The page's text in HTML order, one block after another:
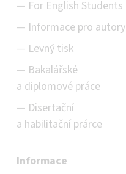
For English Students
Informace pro autory
Levný tisk
Bakalářské
a diplomové práce
Disertační
a habilitační prárce
Informace